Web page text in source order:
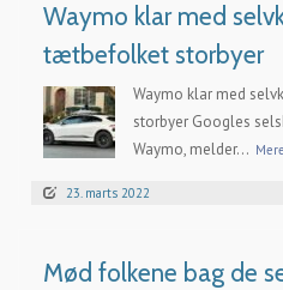
Waymo klar med
tætbefolket storbyer
Waymo klar med
storbyer Googles
Waymo, melder... Mere
23. marts 2022
Mød folkene bag de